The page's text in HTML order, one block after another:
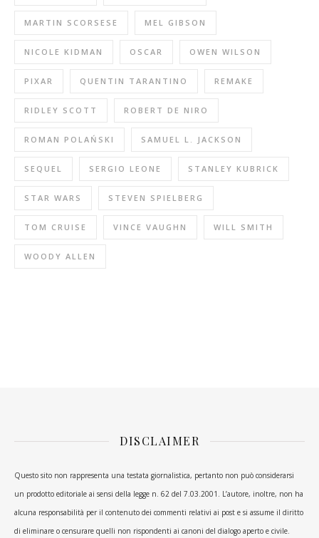
MARTIN SCORSESE MEL GIBSON
NICOLE KIDMAN OSCAR OWEN WILSON
PIXAR QUENTIN TARANTINO REMAKE
RIDLEY SCOTT ROBERT DE NIRO
ROMAN POLAŃSKI SAMUEL L. JACKSON
SEQUEL SERGIO LEONE STANLEY KUBRICK
STAR WARS STEVEN SPIELBERG
TOM CRUISE VINCE VAUGHN WILL SMITH
WOODY ALLEN
DISCLAIMER
Questo sito non rappresenta una testata giornalistica, pertanto non può considerarsi
un prodotto editoriale ai sensi della legge n. 62 del 7.03.2001. L’autore, inoltre, non ha
alcuna responsabilità per il contenuto dei commenti relativi ai post e si assume il diritto
di eliminare o censurare quelli non rispondenti ai canoni del dialogo aperto e civile.